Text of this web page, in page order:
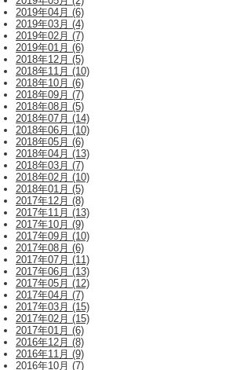
2019年04月 (6)
2019年03月 (4)
2019年02月 (7)
2019年01月 (6)
2018年12月 (5)
2018年11月 (10)
2018年10月 (6)
2018年09月 (7)
2018年08月 (5)
2018年07月 (14)
2018年06月 (10)
2018年05月 (6)
2018年04月 (13)
2018年03月 (7)
2018年02月 (10)
2018年01月 (5)
2017年12月 (8)
2017年11月 (13)
2017年10月 (9)
2017年09月 (10)
2017年08月 (6)
2017年07月 (11)
2017年06月 (13)
2017年05月 (12)
2017年04月 (7)
2017年03月 (15)
2017年02月 (15)
2017年01月 (6)
2016年12月 (8)
2016年11月 (9)
2016年10月 (7)